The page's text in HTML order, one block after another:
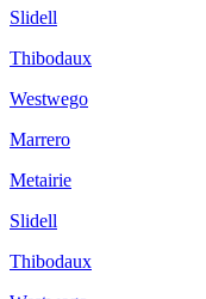
Slidell
Thibodaux
Westwego
Marrero
Metairie
Slidell
Thibodaux